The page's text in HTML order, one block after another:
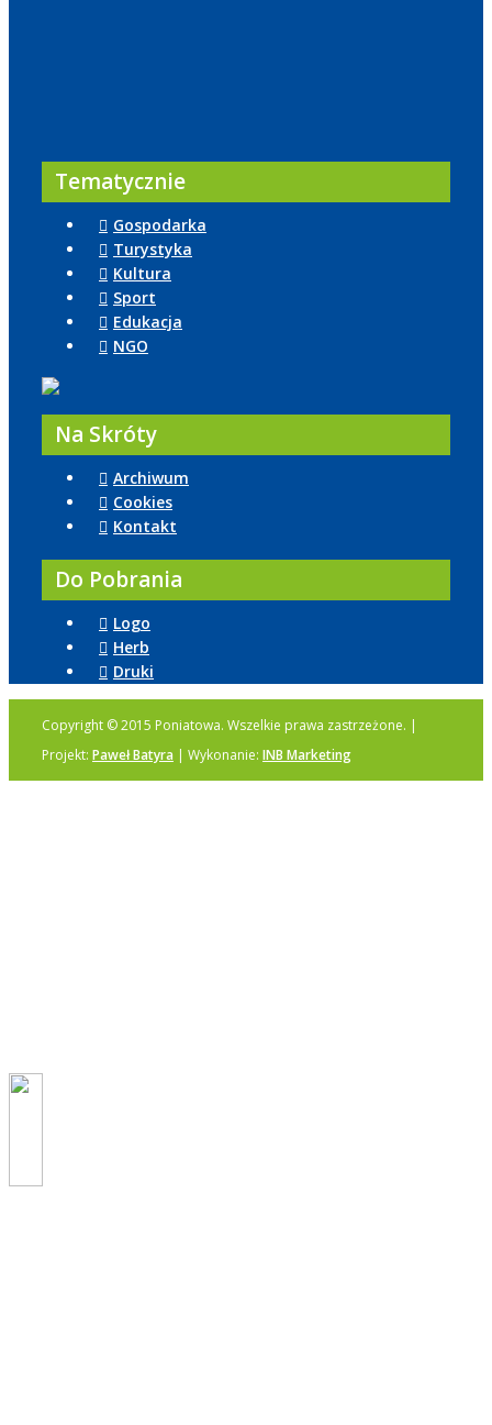
Tematycznie
Gospodarka
Turystyka
Kultura
Sport
Edukacja
NGO
Na Skróty
Archiwum
Cookies
Kontakt
Do Pobrania
Logo
Herb
Druki
Copyright © 2015 Poniatowa. Wszelkie prawa zastrzeżone. |
Projekt: Paweł Batyra | Wykonanie: INB Marketing